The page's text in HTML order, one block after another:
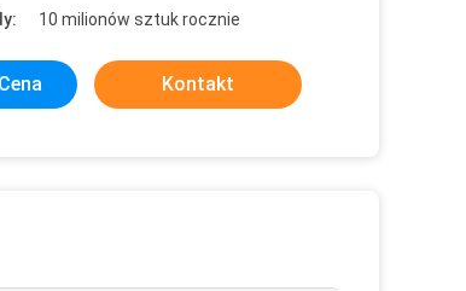
10 milionów sztuk rocznie
Kontakt